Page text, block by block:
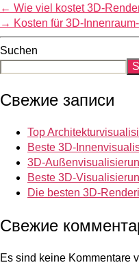
← Wie viel kostet 3D-
→ Kosten für 3D-
Suchen
Свежие записи
Top
Beste 3D-
3D-
Beste 3D-
Die besten 3D-
Свежие
Es sind keine Kommentare